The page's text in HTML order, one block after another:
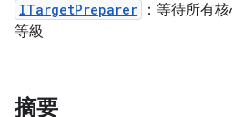
ITargetPreparer
：等待所有
等級
摘要